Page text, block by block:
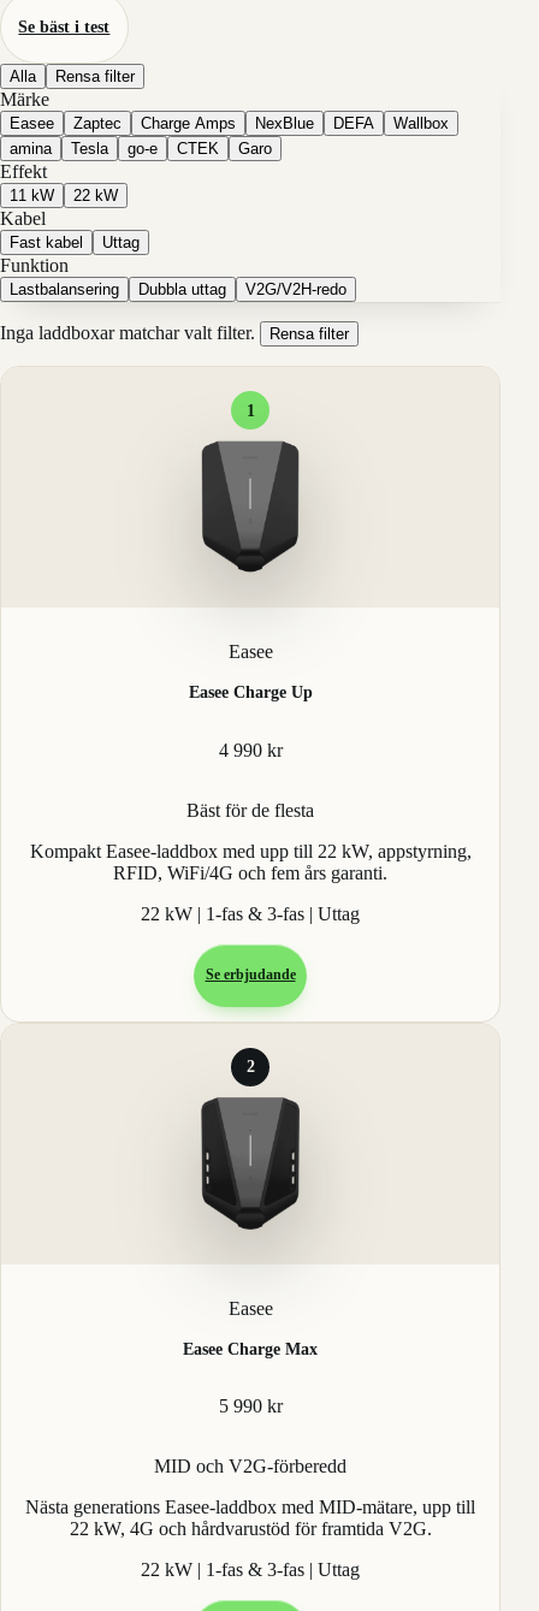
Se bäst i test
Alla Rensa filter
Märke
Easee Zaptec Charge Amps NexBlue DEFA
Wallbox
amina
Tesla go-e CTEK Garo
Effekt
11 kW 22 kW
Kabel
Fast kabel Uttag
Funktion
Lastbalansering Dubbla uttag V2G/V2H-redo
Inga laddboxar matchar valt filter. Rensa filter
1
Easee
Easee Charge Up
4 990 kr
Bäst för de flesta
Kompakt Easee-laddbox med upp till 22 kW, appstyrning,
RFID, WiFi/4G och fem års garanti.
22 kW | 1-fas & 3-fas | Uttag
Se erbjudande
2
Easee
Easee Charge Max
5 990 kr
MID och V2G-förberedd
Nästa generations Easee-laddbox med MID-mätare, upp till
22 kW, 4G och hårdvarustöd för framtida V2G.
22 kW | 1-fas & 3-fas | Uttag